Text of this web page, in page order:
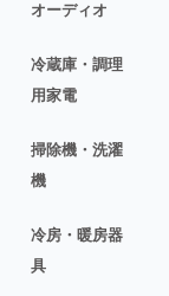
オーディオ
冷蔵庫・調理
用家電
掃除機・洗濯
機
冷房・暖房器
具